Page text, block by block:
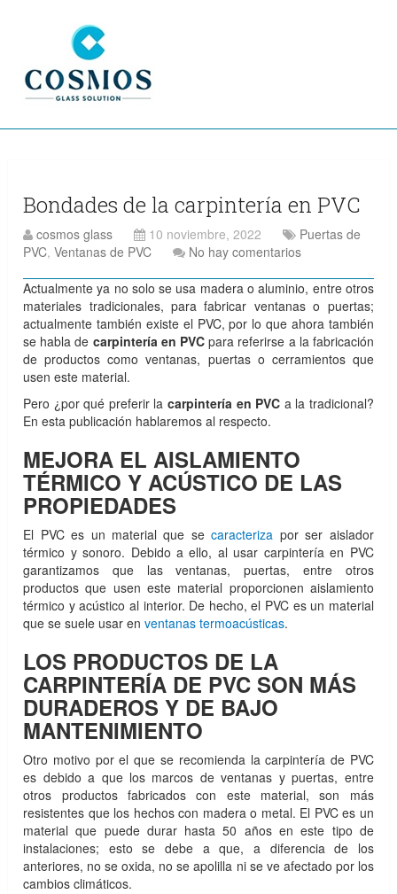
Bondades de la carpintería en PVC
cosmos glass 10 noviembre, 2022
Puertas de
PVC,Ventanas de PVC No hay comentarios
Actualmente ya no solo se usa madera o aluminio, entre otros
materiales tradicionales, para fabricar ventanas o puertas;
actualmente también existe el PVC, por lo que ahora también
se habla de carpintería en PVC para referirse a la fabricación
de productos como ventanas, puertas o cerramientos que
usen este material.
Pero ¿por qué preferir la carpintería en PVC a la tradicional?
En esta publicación hablaremos al respecto.
MEJORA EL AISLAMIENTO
TÉRMICO Y ACÚSTICO DE LAS
PROPIEDADES
El PVC es un material que secaracteriza por ser aislador
térmico y sonoro. Debido a ello, al usar carpintería en PVC
garantizamos que las ventanas, puertas, entre otros
productos que usen este material proporcionen aislamiento
térmico y acústico al interior. De hecho, el PVC es un material
que se suele usar enventanas termoacústicas.
LOS PRODUCTOS DE LA
CARPINTERÍA DE PVC SON MÁS
DURADEROS Y DE BAJO
MANTENIMIENTO
Otro motivo por el que se recomienda la carpintería de PVC
es debido a que los marcos de ventanas y puertas, entre
otros productos fabricados con este material, son más
resistentes que los hechos con madera o metal. El PVC es un
material que puede durar hasta 50 años en este tipo de
instalaciones; esto se debe a que, a diferencia de los
anteriores, no se oxida, no se apolilla ni se ve afectado por los
cambios climáticos.